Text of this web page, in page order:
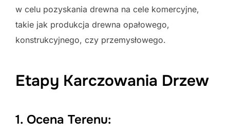
w celu pozyskania drewna na cele komercyjne,
takie jak produkcja drewna opałowego,
konstrukcyjnego, czy przemysłowego.
Etapy Karczowania Drzew
1. Ocena Terenu: